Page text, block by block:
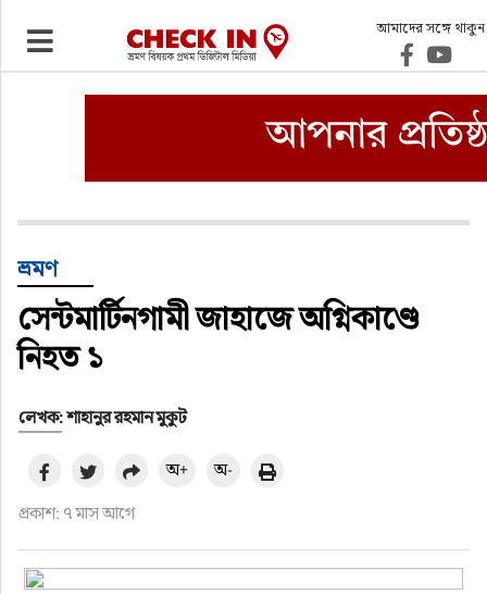
আমাদের সঙ্গে থাকুন
ভ্রমণ
ওটিএ
হোটেল-মোটেল-রিসোর্ট
বিদেশযাত্রা
প্রবাস
ফুড
হজ-ওমরাহ
ভ্রমণ
সেন্টমার্টিনগামী জাহাজে অগ্নিকাণ্ডে
নিহত ১
লেখক: শাহানুর রহমান মুকুট
প্রকাশ: ৭ মাস আগে
অ+ অ-